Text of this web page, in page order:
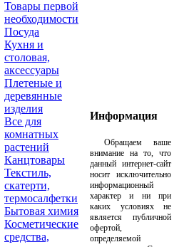
Товары первой
необходимости
Посуда
Кухня и
столовая,
аксессуары
Плетеные и
деревянные
изделия
Все для
комнатных
растений
Канцтовары
Текстиль,
скатерти,
термосалфетки
Бытовая химия
Косметические
средства,
Информация
Обращаем ваше
внимание на то, что
данный интернет-сайт
носит исключительно
информационный
характер и ни при
каких условиях не
является публичной
офертой,
определяемой